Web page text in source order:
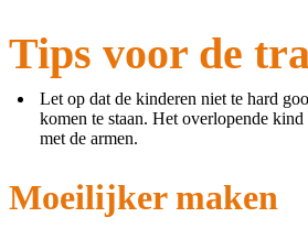
Tips voor de
Let op dat de kinderen niet te hard
komen te staan. Het overlopende
met de armen.
Moeilijker maken